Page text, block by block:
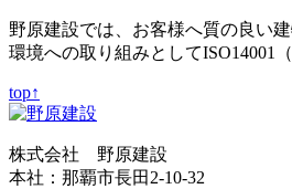
野原建設では、お客様へ質の良い
環境への取り組みとしてISO14001
top↑
株式会社 野原建設
本社：那覇市長田2-10-32